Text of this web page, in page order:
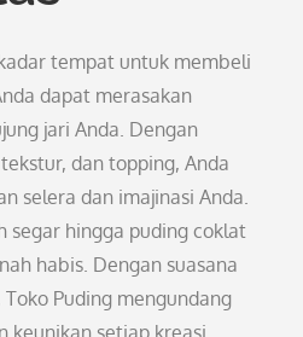
tempat untuk membeli
dapat merasakan
jari Anda. Dengan
dan topping, Anda
selera dan imajinasi Anda.
segar hingga puding coklat
habis. Dengan suasana
Puding mengundang
keunikan setiap kreasi